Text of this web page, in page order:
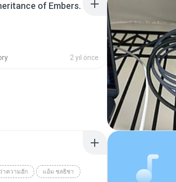
of Embers.
2 yıl önce
าความฮัก แอ้ม ชลธิชา